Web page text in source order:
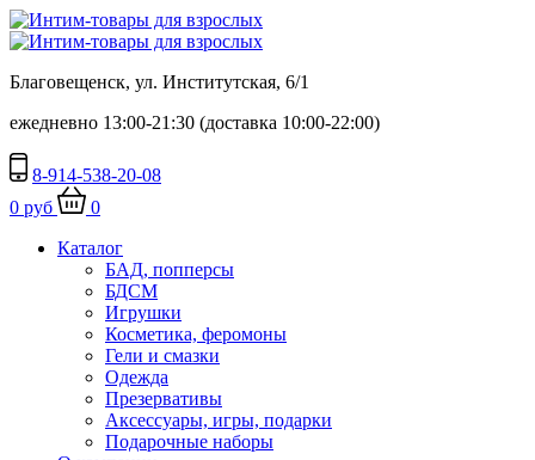
Благовещенск, ул. Институтская, 6/1
ежедневно 13:00-21:30 (доставка 10:00-22:00)
8-914-538-20-08
0 руб
0
Каталог
БАД, попперсы
БДСМ
Игрушки
Косметика, феромоны
Гели и смазки
Одежда
Презервативы
Аксессуары, игры, подарки
Подарочные наборы